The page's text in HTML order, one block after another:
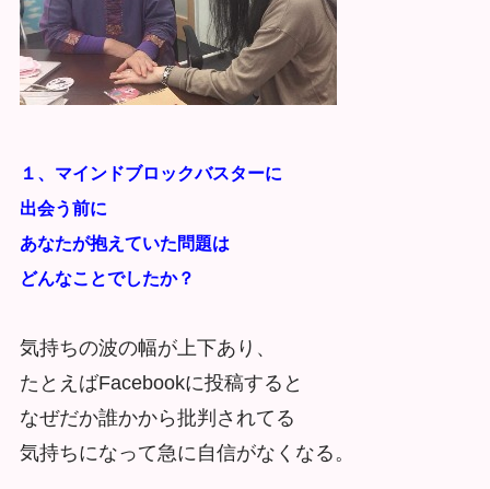
１、マインドブロックバスターに
出会う前に
あなたが抱えていた問題は
どんなことでしたか？
気持ちの波の幅が上下あり、
たとえばFacebookに投稿すると
なぜだか誰かから批判されてる
気持ちになって急に自信がなくなる。